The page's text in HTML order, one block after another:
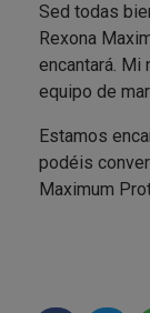
Sed todas
Rexona
encantará. Mi
equipo de
Estamos
podéis
Maximum
Ya estamos
afortunadas
Estaremos